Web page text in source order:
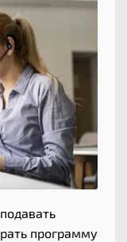
программу